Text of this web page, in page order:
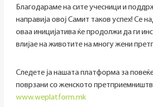
Благодараме на сите учесници и
направија овој Самит таков успех! Се
оваа иницијатива ќе продолжи да ги
влијае на животите на многу жени
Следете ја нашата платформа за
поврзани со женското
www.weplatform.mk